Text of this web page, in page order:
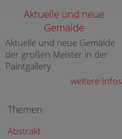
Aktuelle und neue
Gemälde
Aktuelle und neue Gemälde
der großen Meister in der
Paintgallery
weitere Infos
Themen
Abstrakt